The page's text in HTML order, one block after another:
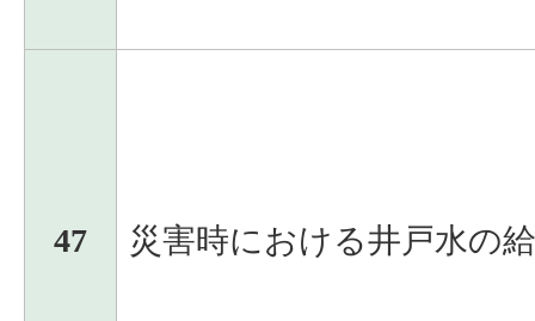
47 災害時における井戸水の